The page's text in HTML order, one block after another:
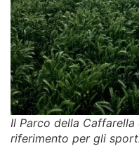
Il Parco della
riferimento per gli